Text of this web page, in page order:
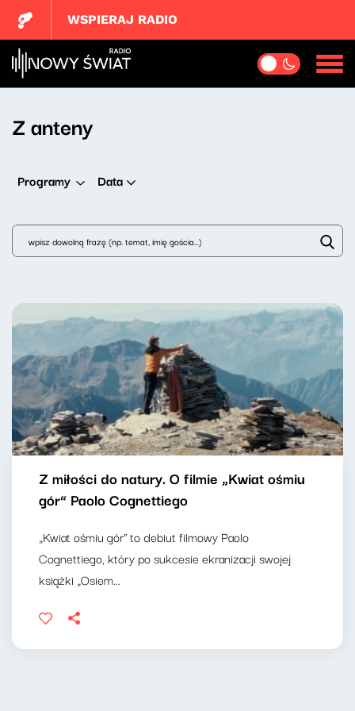
WSPIERAJ RADIO
Z anteny
Programy Data
Z miłości do natury. O filmie „Kwiat ośmiu
gór” Paolo Cognettiego
„Kwiat ośmiu gór" to debiut filmowy Paolo
Cognettiego, który po sukcesie ekranizacji swojej
książki „Osiem...